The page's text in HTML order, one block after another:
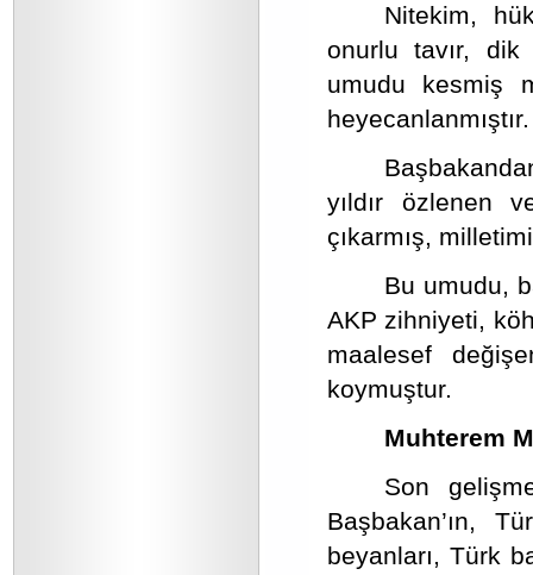
Nitekim,
onurlu tavır,
umudu kesmiş
heyecanlanmıştır.
yıldır özlenen
çıkarmış,
Bu umudu,
AKP zihniyeti,
maalesef
koymuştur.
Muhterem
Son
Başbakan’ın,
beyanları, Türk